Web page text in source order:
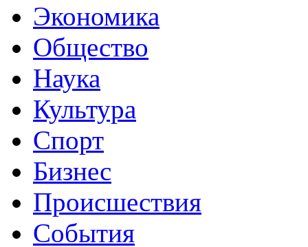
Экономика
Общество
Наука
Культура
Спорт
Бизнес
Происшествия
События